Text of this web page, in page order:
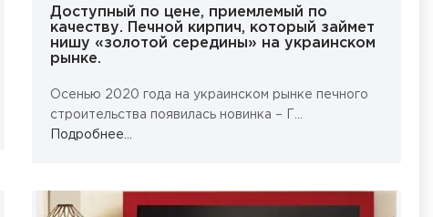
Доступный по цене, приемлемый по
качеству. Печной кирпич, который займет
нишу «золотой середины» на украинском
рынке.
Осенью 2020 года на украинском рынке печного
строительства появилась новинка – Г...
Подробнее...